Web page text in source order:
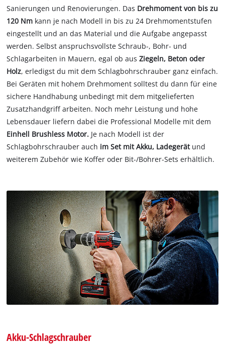
Sanierungen und Renovierungen. Das Drehmoment von bis zu
120 Nm kann je nach Modell in bis zu 24 Drehmomentstufen
eingestellt und an das Material und die Aufgabe angepasst
werden. Selbst anspruchsvollste Schraub-, Bohr- und
Schlagarbeiten in Mauern, egal ob ausZiegeln, Beton oder
Holz, erledigst du mit dem Schlagbohrschrauber ganz einfach.
Bei Geräten mit hohem Drehmoment solltest du dann für eine
sichere Handhabung unbedingt mit dem mitgelieferten
Zusatzhandgriff arbeiten. Noch mehr Leistung und hohe
Lebensdauer liefern dabei die Professional Modelle mit dem
Einhell Brushless Motor. Je nach Modell ist der
Schlagbohrschrauber auch im Set mit Akku, Ladegerätund
weiterem Zubehör wie Koffer oder Bit-/Bohrer-Sets erhältlich.
Akku-Schlagschrauber